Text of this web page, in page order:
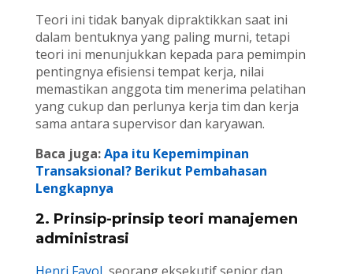
Teori ini tidak banyak dipraktikkan saat ini
dalam bentuknya yang paling murni, tetapi
teori ini menunjukkan kepada para pemimpin
pentingnya efisiensi tempat kerja, nilai
memastikan anggota tim menerima pelatihan
yang cukup dan perlunya kerja tim dan kerja
sama antara supervisor dan karyawan.
Baca juga:Apa itu Kepemimpinan
Transaksional? Berikut Pembahasan
Lengkapnya
2. Prinsip-prinsip teori manajemen
administrasi